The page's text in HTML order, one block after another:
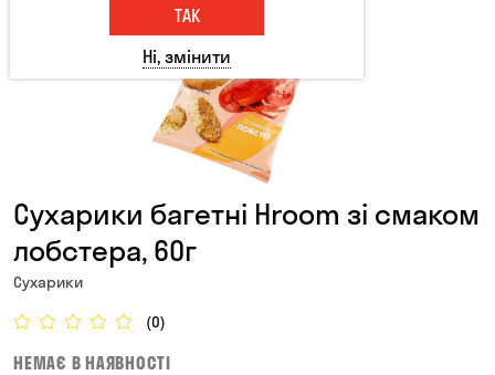
Сухарики багетні Hroom зі смаком
лобстера, 60г
Сухарики
(0)
НЕМАЄ В НАЯВНОСТІ
ТАК
Ні, змінити